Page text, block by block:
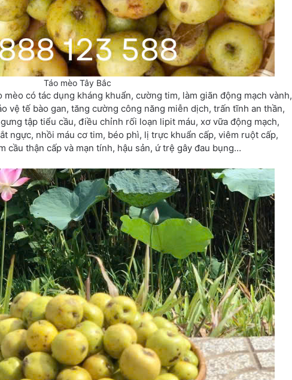
Táo mèo Tây Bắc
có tác dụng kháng khuẩn, cường tim, làm giãn động mạch vành,
vệ tế bào gan, tăng cường công năng miễn dịch, trấn tĩnh an thần,
tập tiểu cầu, điều chỉnh rối loạn lipit máu, xơ vữa động mạch,
ngực, nhồi máu cơ tim, béo phì, lị trực khuẩn cấp, viêm ruột cấp,
cầu thận cấp và mạn tính, hậu sản, ứ trệ gây đau bụng…